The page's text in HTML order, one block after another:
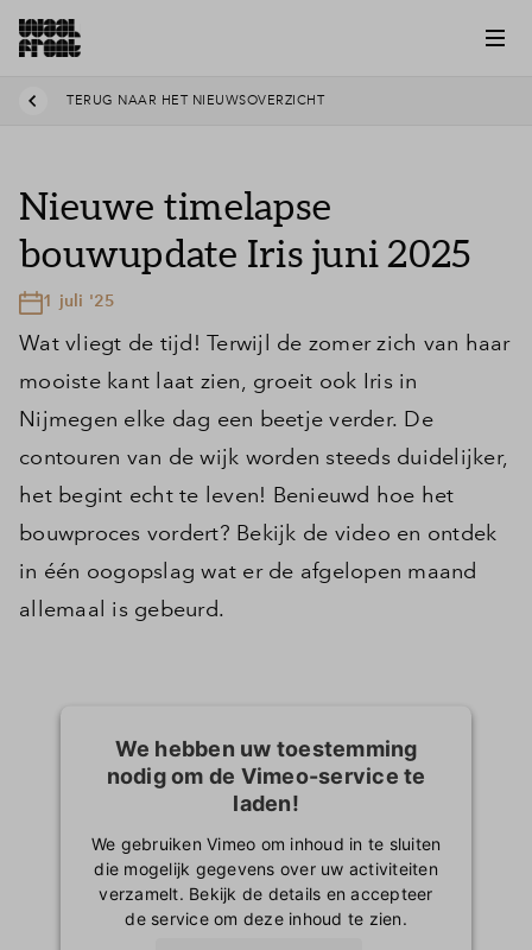
TERUG NAAR HET NIEUWSOVERZICHT
Nieuwe timelapse
bouwupdate Iris juni 2025
1 juli '25
Wat vliegt de tijd! Terwijl de zomer zich van haar
mooiste kant laat zien, groeit ook Iris in
Nijmegen elke dag een beetje verder. De
contouren van de wijk worden steeds duidelijker,
het begint echt te leven! Benieuwd hoe het
bouwproces vordert? Bekijk de video en ontdek
in één oogopslag wat er de afgelopen maand
allemaal is gebeurd.
We hebben uw toestemming
nodig om de Vimeo-service te
laden!
We gebruiken Vimeo om inhoud in te sluiten
die mogelijk gegevens over uw activiteiten
verzamelt. Bekijk de details en accepteer
de service om deze inhoud te zien.